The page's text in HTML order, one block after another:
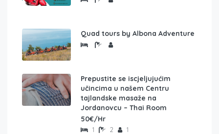
Quad tours by Albona Adventure
Prepustite se iscjeljujućim
učincima u našem Centru
tajlandske masaže na
Jordanovcu – Thai Room
50€/Hr
1 2 1